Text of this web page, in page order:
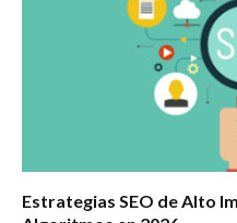
Estrategias SEO de Alto